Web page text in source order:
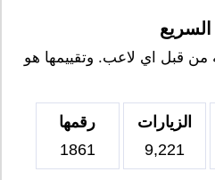
من قبل اي لاعب. وتقييمها هو
الزيارات
9,221
رقمها
1861